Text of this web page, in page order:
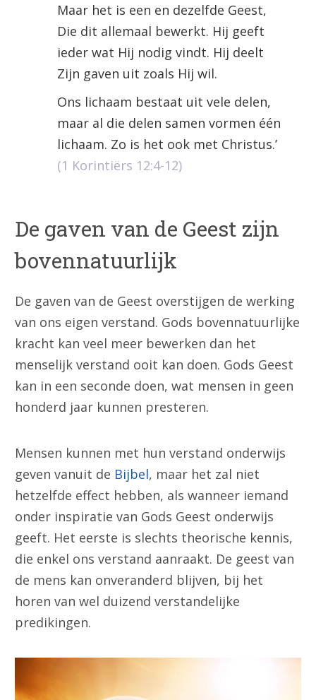
Maar het is een en dezelfde Geest,
Die dit allemaal bewerkt. Hij geeft
ieder wat Hij nodig vindt. Hij deelt
Zijn gaven uit zoals Hij wil.
Ons lichaam bestaat uit vele delen,
maar al die delen samen vormen één
lichaam. Zo is het ook met Christus.’
(1 Korintiërs 12:4-12)
De gaven van de Geest zijn
bovennatuurlijk
De gaven van de Geest overstijgen de werking
van ons eigen verstand. Gods bovennatuurlijke
kracht kan veel meer bewerken dan het
menselijk verstand ooit kan doen. Gods Geest
kan in een seconde doen, wat mensen in geen
honderd jaar kunnen presteren.
Mensen kunnen met hun verstand onderwijs
geven vanuit de Bijbel, maar het zal niet
hetzelfde effect hebben, als wanneer iemand
onder inspiratie van Gods Geest onderwijs
geeft. Het eerste is slechts theorische kennis,
die enkel ons verstand aanraakt. De geest van
de mens kan onveranderd blijven, bij het
horen van wel duizend verstandelijke
predikingen.